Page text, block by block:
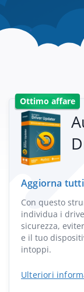
Ottimo affare
Aggiorna
Con questo
individua i
sicurezza,
e il tuo
intoppi.
Ulteriori